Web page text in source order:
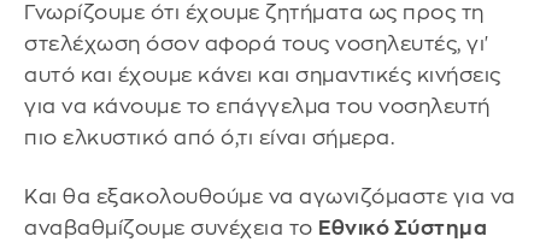
Γνωρίζουμε ότι έχουμε ζητήματα ως προς τη
στελέχωση όσον αφορά τους νοσηλευτές, γι'
αυτό και έχουμε κάνει και σημαντικές κινήσεις
για να κάνουμε το επάγγελμα του νοσηλευτή
πιο ελκυστικό από ό,τι είναι σήμερα.
Και θα εξακολουθούμε να αγωνιζόμαστε για να
αναβαθμίζουμε συνέχεια το Εθνικό Σύστημα